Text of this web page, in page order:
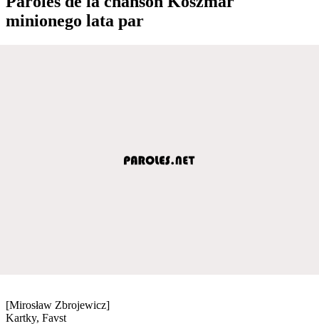
minionego lata par
[Mirosław Zbrojewicz]
Kartky, Favst